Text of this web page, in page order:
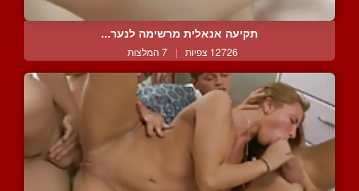
תקיעה אנאלית מרשימה לנער...
12726 צפיות | 7 המלצות